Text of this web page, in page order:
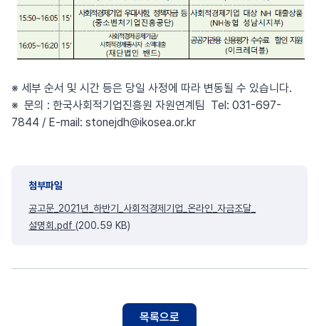
※ 세부 순서 및 시간 등은 당일 사정에 따라 변동될 수 있습니다.
※ 문의 : 한국사회적기업진흥원 자원연계팀 Tel: 031-697-
7844 / E-mail: stonejdh@ikosea.or.kr
첨부파일
공고문_2021년_하반기_사회적경제기업_온라인_자금조달_
설명회.pdf (200.59 KB)
목록으로